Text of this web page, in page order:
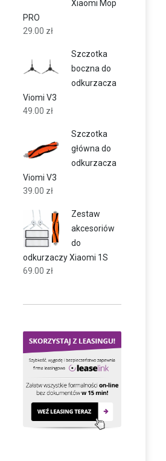
Xiaomi Mop
PRO
29.00 zł
Szczotka
boczna do
odkurzacza
Viomi V3
49.00 zł
Szczotka
główna do
odkurzacza
Viomi V3
39.00 zł
Zestaw
akcesoriów
do
odkurzaczy Xiaomi 1S
69.00 zł